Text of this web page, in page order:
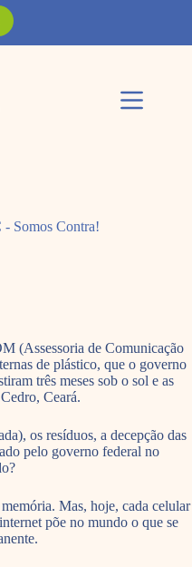
- Somos Contra!
(Assessoria de Comunicação
de plástico, que o governo
três meses sob o sol e as
Ceará.
os resíduos, a decepção das
pelo governo federal no
Mas, hoje, cada celular
põe no mundo o que se